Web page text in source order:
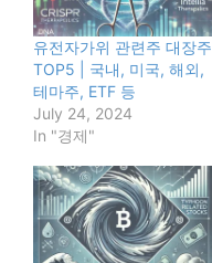
유전자가위 관련주 대장주
TOP5 | 국내, 미국, 해외,
테마주, ETF 등
July 24, 2024
In "경제"